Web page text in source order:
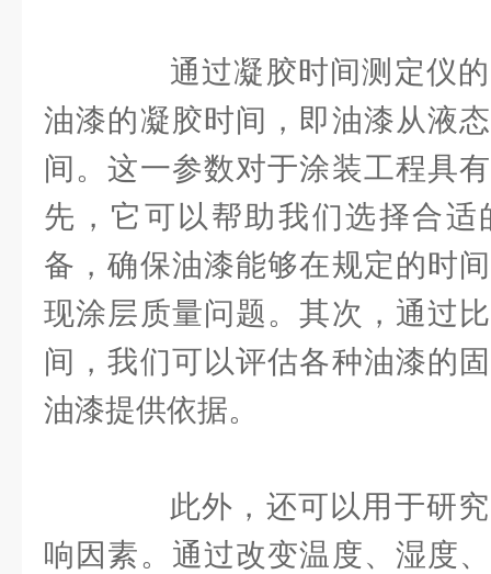
通过凝胶时间测定仪的
油漆的凝胶时间，即油漆从液
间。这一参数对于涂装工程具
先，它可以帮助我们选择合
备，确保油漆能够在规定的时
现涂层质量问题。其次，通过
间，我们可以评估各种油漆的
油漆提供依据。
此外，还可以用于研究
响因素。通过改变温度、湿度